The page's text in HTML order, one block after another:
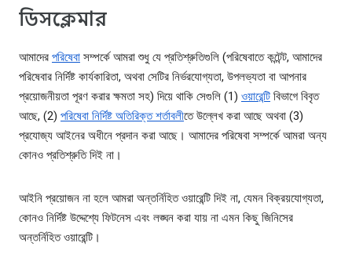
ডিসক্লেমার
আমাদের পরিষেবা সম্পর্কে আমরা শুধু যে প্রতিশ্রুতিগুলি (পরিষেবাতে কন্টেন্ট, আমাদের
পরিষেবার নির্দিষ্ট কার্যকারিতা, অথবা সেটির নির্ভরযোগ্যতা, উপলভ্যতা বা আপনার
প্রয়োজনীয়তা পূরণ করার ক্ষমতা সহ) দিয়ে থাকি সেগুলি (1) ওয়ারেন্টি বিভাগে বিবৃত
আছে, (2) পরিষেবা নির্দিষ্ট অতিরিক্ত শর্তাবলীতে উল্লেখ করা আছে অথবা (3)
প্রযোজ্য আইনের অধীনে প্রদান করা আছে। আমাদের পরিষেবা সম্পর্কে আমরা অন্য
কোনও প্রতিশ্রুতি দিই না।
আইনি প্রয়োজন না হলে আমরা অন্তর্নিহিত ওয়ারেন্টি দিই না, যেমন বিক্রয়যোগ্যতা,
কোনও নির্দিষ্ট উদ্দেশ্যে ফিটনেস এবং লঙ্ঘন করা যায় না এমন কিছু জিনিসের
অন্তর্নিহিত ওয়ারেন্টি।